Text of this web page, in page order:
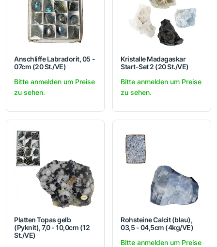
Anschliffe Labradorit, 05 -
07cm (20 St./VE)
Bitte anmelden um Preise
zu sehen.
Kristalle Madagaskar
Start-Set 2 (20 St./VE)
Bitte anmelden um Preise
zu sehen.
Platten Topas gelb
(Pyknit), 7,0 - 10,0cm (12
St./VE)
Rohsteine Calcit (blau),
03,5 - 04,5cm (4kg/VE)
Bitte anmelden um Preise